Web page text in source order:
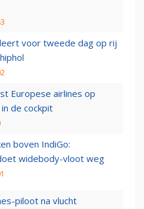
voor tweede dag op rij
Europese airlines op
de cockpit
boven IndiGo:
widebody-vloot weg
piloot na vlucht